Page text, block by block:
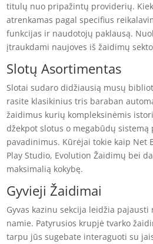
titulų nuo pripažintų providerių.
atrenkamas pagal specifius
funkcijas ir naudotojų paklausą.
įtraukdami naujoves iš žaidimų
Slotų Asortimentas
Slotai sudaro didžiausią musų
rasite klasikinius tris baraban
žaidimus kurių kompleksinėmis
džekpot slotus o megabūdų sistemą
pavadinimus. Kūrėjai tokie kaip Net
Play Studio, Evolution Žaidimų bei
maksimalią kokybę.
Gyvieji Žaidimai
Gyvas kazinu sekcija leidžia
namie. Patyrusios krupjė tvarko
tarpu jūs sugebate interaguoti su